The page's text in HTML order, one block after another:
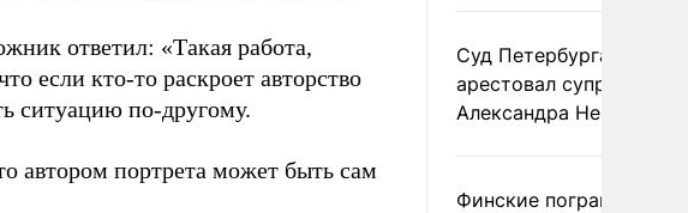
ответил: «Такая работа,
если кто-то раскроет авторство
ситуацию по-другому.
автором портрета может быть сам
Суд Петербурга заочно
арестовал супругу
Александра Невзорова
Финские пограничники